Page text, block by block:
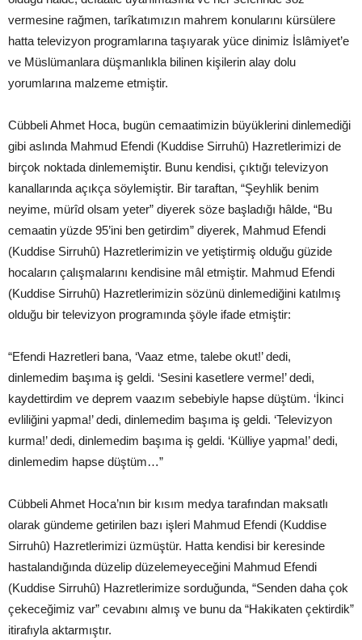
vermesine rağmen, tarîkatımızın mahrem konularını kürsülere
hatta televizyon programlarına taşıyarak yüce dinimiz İslâmiyet’e
ve Müslümanlara düşmanlıkla bilinen kişilerin alay dolu
yorumlarına malzeme etmiştir.
Cübbeli Ahmet Hoca, bugün cemaatimizin büyüklerini dinlemediği
gibi aslında Mahmud Efendi (Kuddise Sirruhû) Hazretlerimizi de
birçok noktada dinlememiştir. Bunu kendisi, çıktığı televizyon
kanallarında açıkça söylemiştir. Bir taraftan, “Şeyhlik benim
neyime, mürîd olsam yeter” diyerek söze başladığı hâlde, “Bu
cemaatin yüzde 95’ini ben getirdim” diyerek, Mahmud Efendi
(Kuddise Sirruhû) Hazretlerimizin ve yetiştirmiş olduğu güzide
hocaların çalışmalarını kendisine mâl etmiştir. Mahmud Efendi
(Kuddise Sirruhû) Hazretlerimizin sözünü dinlemediğini katılmış
olduğu bir televizyon programında şöyle ifade etmiştir:
“Efendi Hazretleri bana, ‘Vaaz etme, talebe okut!’ dedi,
dinlemedim başıma iş geldi. ‘Sesini kasetlere verme!’ dedi,
kaydettirdim ve deprem vaazım sebebiyle hapse düştüm. ‘İkinci
evliliğini yapma!’ dedi, dinlemedim başıma iş geldi. ‘Televizyon
kurma!’ dedi, dinlemedim başıma iş geldi. ‘Külliye yapma!’ dedi,
dinlemedim hapse düştüm…”
Cübbeli Ahmet Hoca’nın bir kısım medya tarafından maksatlı
olarak gündeme getirilen bazı işleri Mahmud Efendi (Kuddise
Sirruhû) Hazretlerimizi üzmüştür. Hatta kendisi bir keresinde
hastalandığında düzelip düzelemeyeceğini Mahmud Efendi
(Kuddise Sirruhû) Hazretlerimize sorduğunda, “Senden daha çok
çekeceğimiz var” cevabını almış ve bunu da “Hakikaten çektirdik”
itirafıyla aktarmıştır.